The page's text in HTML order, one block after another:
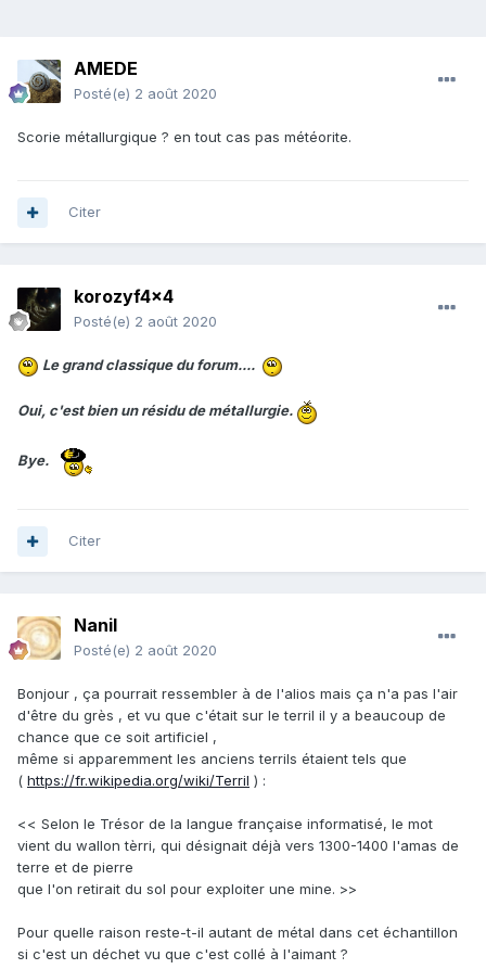
AMEDE
Posté(e) 2 août 2020
Scorie métallurgique ? en tout cas pas météorite.
Citer
korozyf4x4
Posté(e) 2 août 2020
Le grand classique du forum....
Oui, c'est bien un résidu de métallurgie.
Bye.
Citer
Nanil
Posté(e) 2 août 2020
Bonjour , ça pourrait ressembler à de l'alios mais ça n'a pas l'air
d'être du grès , et vu que c'était sur le terril il y a beaucoup de
chance que ce soit artificiel ,
même si apparemment les anciens terrils étaient tels que
( https://fr.wikipedia.org/wiki/Terril ) :
<< Selon le Trésor de la langue française informatisé, le mot
vient du wallon tèrri, qui désignait déjà vers 1300-1400 l'amas de
terre et de pierre
que l'on retirait du sol pour exploiter une mine. >>
Pour quelle raison reste-t-il autant de métal dans cet échantillon
si c'est un déchet vu que c'est collé à l'aimant ?